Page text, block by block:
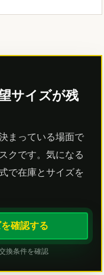
サイズが残
まっている場面で
クです。気になる
で在庫とサイズを
確認する
換条件を確認